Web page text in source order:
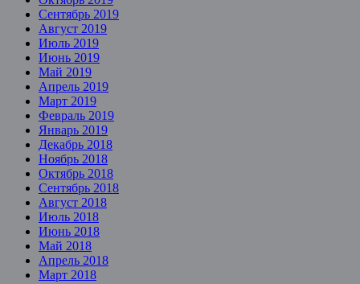
Сентябрь 2019
Август 2019
Июль 2019
Июнь 2019
Май 2019
Апрель 2019
Март 2019
Февраль 2019
Январь 2019
Декабрь 2018
Ноябрь 2018
Октябрь 2018
Сентябрь 2018
Август 2018
Июль 2018
Июнь 2018
Май 2018
Апрель 2018
Март 2018